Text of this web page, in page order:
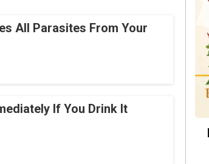
All Parasites From Your
If You Drink It